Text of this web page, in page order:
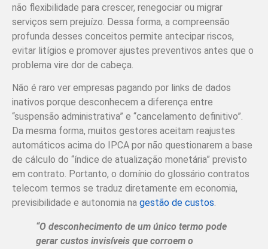
não flexibilidade para crescer, renegociar ou migrar
serviços sem prejuízo. Dessa forma, a compreensão
profunda desses conceitos permite antecipar riscos,
evitar litígios e promover ajustes preventivos antes que o
problema vire dor de cabeça.
Não é raro ver empresas pagando por links de dados
inativos porque desconhecem a diferença entre
“suspensão administrativa” e “cancelamento definitivo”.
Da mesma forma, muitos gestores aceitam reajustes
automáticos acima do IPCA por não questionarem a base
de cálculo do “índice de atualização monetária” previsto
em contrato. Portanto, o domínio do glossário contratos
telecom termos se traduz diretamente em economia,
previsibilidade e autonomia na gestão de custos.
“O desconhecimento de um único termo pode
gerar custos invisíveis que corroem o